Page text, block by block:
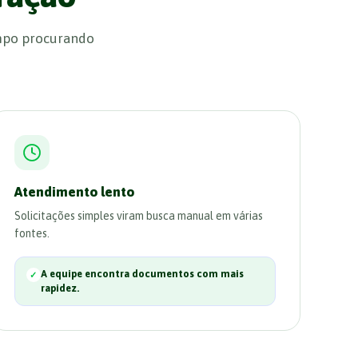
procurando
Atendimento lento
Solicitações simples viram busca manual em várias
fontes.
A equipe encontra documentos com mais
rapidez.